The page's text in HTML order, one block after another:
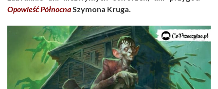
Opowieść PółnocnaSzymona Kruga.